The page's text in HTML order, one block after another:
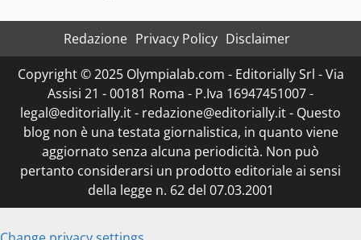
Redazione Privacy Policy Disclaimer
Copyright © 2025 Olympialab.com - Editorially Srl - Via
Assisi 21 - 00181 Roma - P.Iva 16947451007 -
legal@editorially.it - redazione@editorially.it - Questo
blog non è una testata giornalistica, in quanto viene
aggiornato senza alcuna periodicità. Non può
pertanto considerarsi un prodotto editoriale ai sensi
della legge n. 62 del 07.03.2001